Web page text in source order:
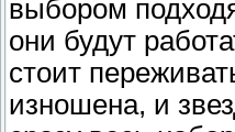
выбором
они будут
стоит
изношена, и